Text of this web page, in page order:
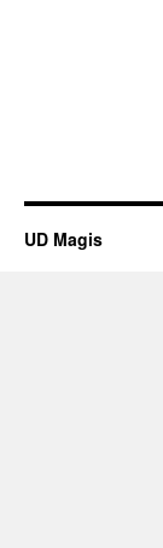
UD Magis